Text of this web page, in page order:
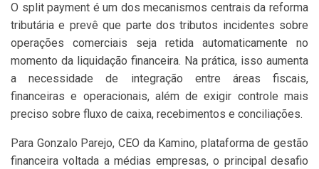
O split payment é um dos mecanismos centrais da reforma
tributária e prevê que parte dos tributos incidentes sobre
operações comerciais seja retida automaticamente no
momento da liquidação financeira. Na prática, isso aumenta
a necessidade de integração entre áreas fiscais,
financeiras e operacionais, além de exigir controle mais
preciso sobre fluxo de caixa, recebimentos e conciliações.
Para Gonzalo Parejo, CEO da Kamino, plataforma de gestão
financeira voltada a médias empresas, o principal desafio